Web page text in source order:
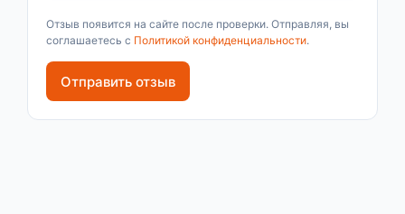
Отзыв появится на сайте после проверки. Отправляя, вы
соглашаетесь с Политикой конфиденциальности.
Отправить отзыв